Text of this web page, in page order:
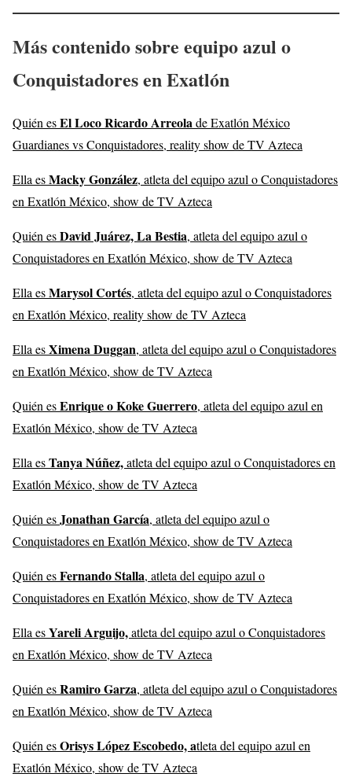
Más contenido sobre equipo azul o
Conquistadores en Exatlón
Quién esEl Loco Ricardo Arreolade Exatlón México
Guardianes vs Conquistadores, reality show de TV Azteca
Ella esMacky González, atleta del equipo azul o Conquistadores
en Exatlón México, show de TV Azteca
Quién esDavid Juárez, La Bestia, atleta del equipo azul o
Conquistadores en Exatlón México, show de TV Azteca
Ella esMarysol Cortés, atleta del equipo azul o Conquistadores
en Exatlón México, reality show de TV Azteca
Ella esXimena Duggan, atleta del equipo azul o Conquistadores
en Exatlón México, show de TV Azteca
Quién esEnrique o Koke Guerrero, atleta del equipo azul en
Exatlón México, show de TV Azteca
Ella esTanya Núñez,atleta del equipo azul o Conquistadores en
Exatlón México, show de TV Azteca
Quién esJonathan García, atleta del equipo azul o
Conquistadores en Exatlón México, show de TV Azteca
Quién esFernando Stalla, atleta del equipo azul o
Conquistadores en Exatlón México, show de TV Azteca
Ella esYareli Arguijo,atleta del equipo azul o Conquistadores
en Exatlón México, show de TV Azteca
Quién esRamiro Garza, atleta del equipo azul o Conquistadores
en Exatlón México, show de TV Azteca
Quién esOrisys López Escobedo, atleta del equipo azul en
Exatlón México, show de TV Azteca